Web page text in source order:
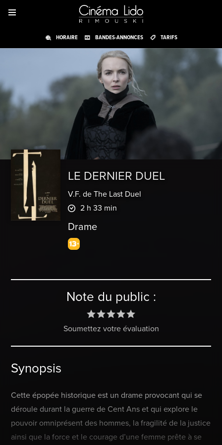
HORAIRE BANDES-ANNONCES TARIFS
LE DERNIER DUEL
V.F. de The Last Duel
2 h 33 min
Drame
Note du public :
Soumettez votre évaluation
Synopsis
Cette épopée historique est un drame provocant qui se
déroule durant la guerre de Cent Ans et qui explore le
pouvoir omniprésent des hommes, la fragilité de la justice
ainsi que la force et le courage d’une femme prête à se